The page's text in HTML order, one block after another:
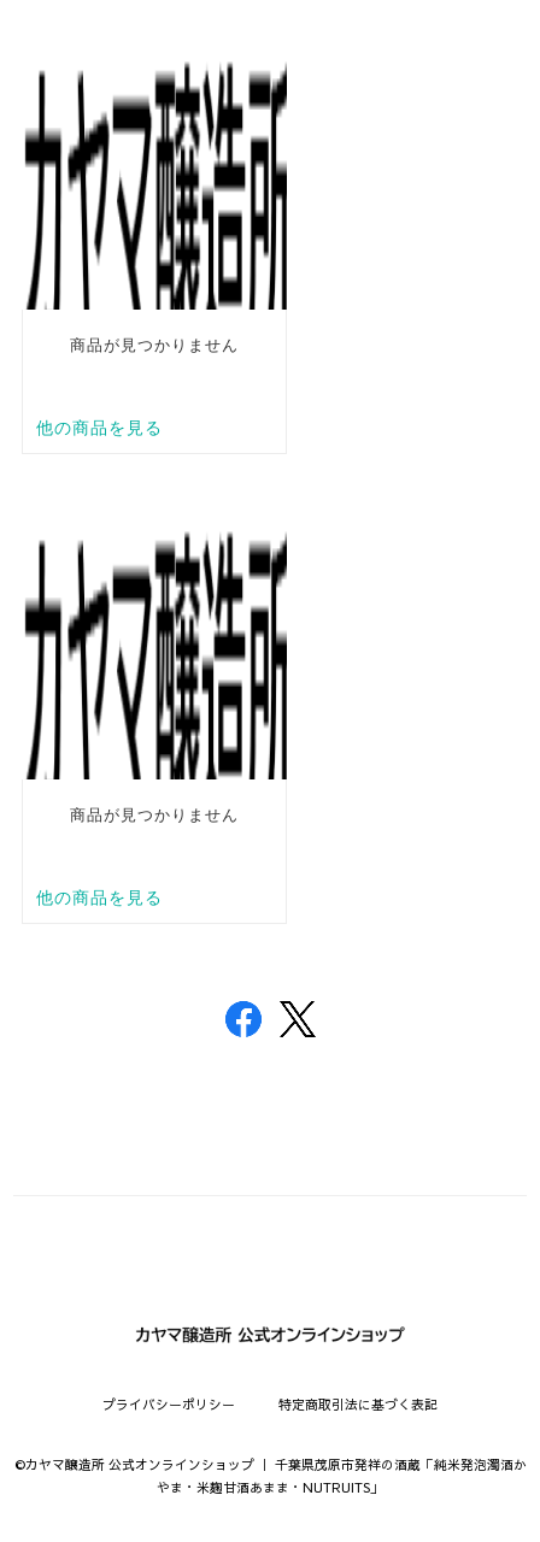
プライバシーポリシー 特定商取引法に基づく表記
©︎カヤマ醸造所 公式オンラインショップ ｜ 千葉県茂原市発祥の酒蔵「純米発泡濁酒か
やま・米麹甘酒あまま・NUTRUITS」